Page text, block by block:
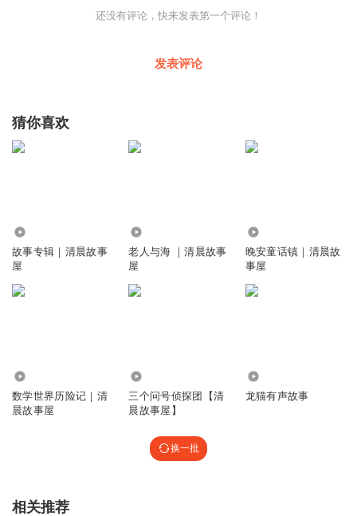
还没有评论，快来发表第一个评论！
发表评论
猜你喜欢
故事专辑｜清晨故事
屋
老人与海 ｜清晨故事
屋
晚安童话镇｜清晨故
事屋
数学世界历险记｜清
晨故事屋
三个问号侦探团【清
晨故事屋】
龙猫有声故事
换一批
相关推荐